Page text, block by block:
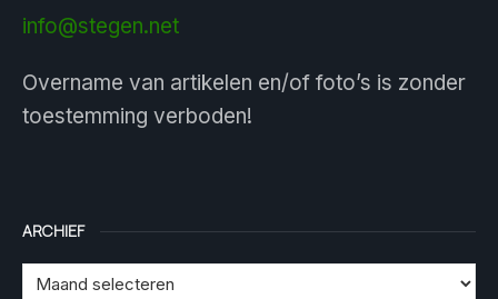
info@stegen.net
Overname van artikelen en/of foto’s is zonder
toestemming verboden!
ARCHIEF